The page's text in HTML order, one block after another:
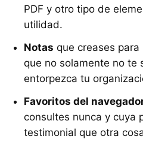
PDF y otro tipo de
utilidad.
Notas que creases
que no solamente no te
entorpezca tu
Favoritos del
consultes nunca y cuya
testimonial que otra